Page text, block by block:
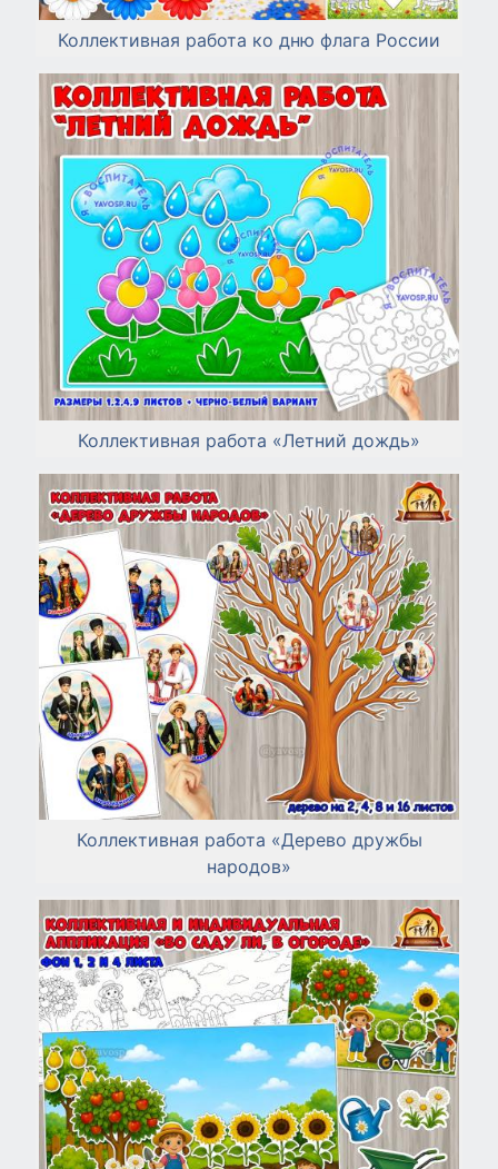
Коллективная работа ко дню флага России
Коллективная работа «Летний дождь»
Коллективная работа «Дерево дружбы
народов»